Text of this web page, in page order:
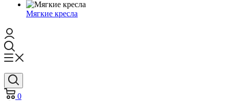
Мягкие кресла
0